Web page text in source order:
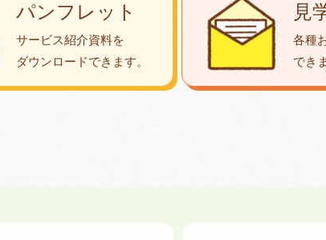
パンフレット
サービス紹介資料を
ダウンロードできます。
見
各種
でき